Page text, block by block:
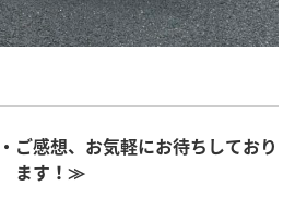
ご感想、お気軽にお待ちしており
ます！≫